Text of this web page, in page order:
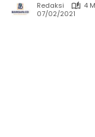
Redaksi
4
07/02/2021